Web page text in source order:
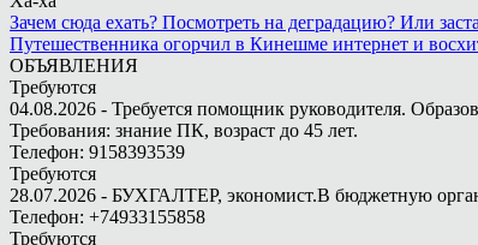
Зачем сюда ехать? Посмотреть на деградацию? Или
Путешественника огорчил в Кинешме интернет и
ОБЪЯВЛЕНИЯ
Требуются
04.08.2026 - Требуется помощник руководителя.
Требования: знание ПК, возраст до 45 лет.
Телефон: 9158393539
Требуются
28.07.2026 - БУХГАЛТЕР, экономист.В бюджетную
Телефон: +74933155858
Требуются